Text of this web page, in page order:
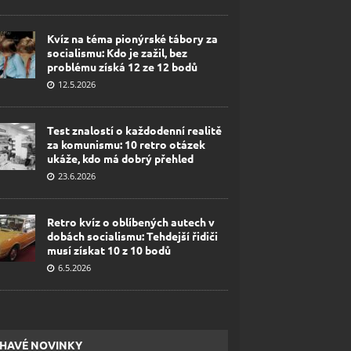
Kvíz na téma pionýrské tábory za
socialismu: Kdo je zažil, bez
problému získá 12 ze 12 bodů
12.5.2026
Test znalostí o každodenní realitě
za komunismu: 10 retro otázek
ukáže, kdo má dobrý přehled
23.6.2026
Retro kvíz o oblíbených autech v
dobách socialismu: Tehdejší řidiči
musí získat 10 z 10 bodů
6.5.2026
NOVINKY